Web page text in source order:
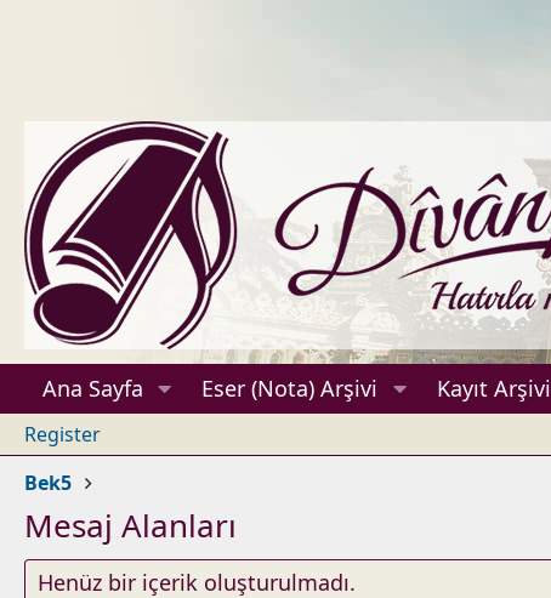
Ana Sayfa Eser (Nota) Arşivi Kayıt Arşivi
Register
Bek5
Mesaj Alanları
Henüz bir içerik oluşturulmadı.